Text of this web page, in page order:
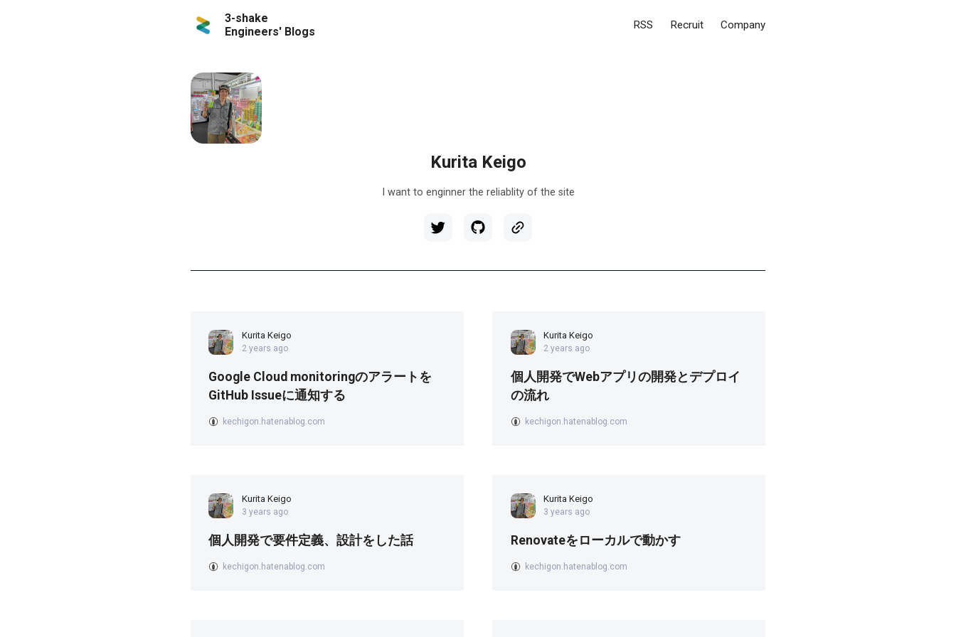
3-shake
Engineers' Blogs
RSS Recruit Company
Kurita Keigo
I want to enginner the reliablity of the site
Kurita Keigo
2 years ago
Google Cloud monitoringのアラートを
GitHub Issueに通知する
kechigon.hatenablog.com
Kurita Keigo
2 years ago
個人開発でWebアプリの開発とデプロイ
の流れ
kechigon.hatenablog.com
Kurita Keigo
3 years ago
個人開発で要件定義、設計をした話
kechigon.hatenablog.com
Kurita Keigo
3 years ago
Renovateをローカルで動かす
kechigon.hatenablog.com